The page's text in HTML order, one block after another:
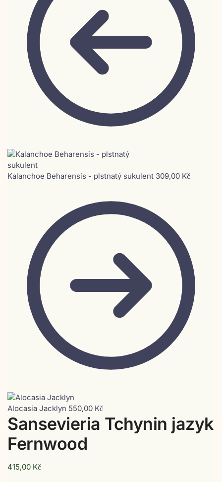
Kalanchoe Beharensis - plstnatý sukulent 309,00 Kč
Alocasia Jacklyn 550,00 Kč
Sansevieria Tchynin jazyk
Fernwood
415,00 Kč